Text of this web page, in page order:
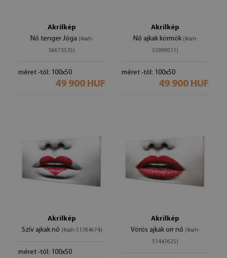
Akrilkép
Nő tenger Jóga (#oah-
56673535)
méret -tól: 100x50
49 900 HUF
Akrilkép
Nő ajkak körmök (#oah-
55999011)
méret -tól: 100x50
49 900 HUF
Akrilkép
Szív ajkak nő (#oah-51784674)
méret -tól: 100x50
Akrilkép
Vörös ajkak orr nő (#oah-
51447625)